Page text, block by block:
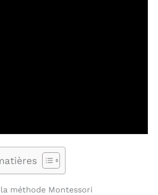
méthode Montessori